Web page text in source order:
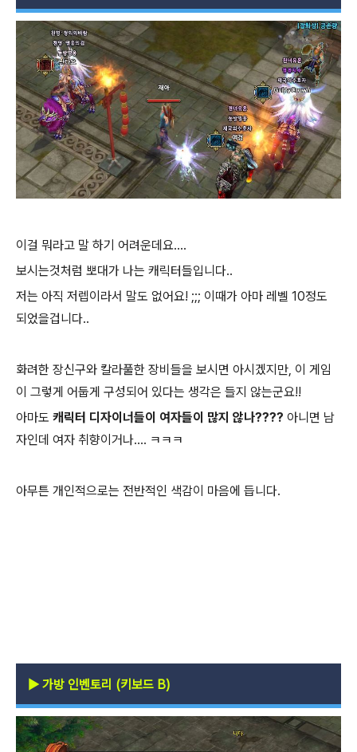
이걸 뭐라고 말 하기 어려운데요....
보시는것처럼 뽀대가 나는 캐릭터들입니다..
저는 아직 저렙이라서 말도 없어요! ;;; 이때가 아마 레벨 10정도
되었을겁니다..
화려한 장신구와 칼라풀한 장비들을 보시면 아시겠지만, 이 게임
이 그렇게 어둡게 구성되어 있다는 생각은 들지 않는군요!!
아마도 캐릭터 디자이너들이 여자들이 많지 않나???? 아니면 남
자인데 여자 취향이거나.... ㅋㅋㅋ
아무튼 개인적으로는 전반적인 색감이 마음에 듭니다.
▶ 가방 인벤토리 (키보드 B)